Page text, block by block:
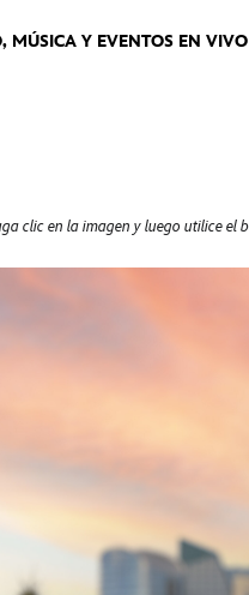
MÚSICA Y EVENTOS EN VIVO
clic en la imagen y luego utilice el